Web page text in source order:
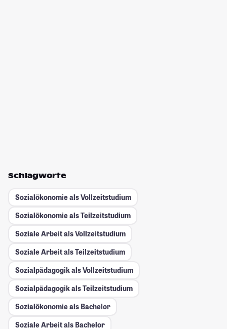
Schlagworte
Sozialökonomie als Vollzeitstudium
Sozialökonomie als Teilzeitstudium
Soziale Arbeit als Vollzeitstudium
Soziale Arbeit als Teilzeitstudium
Sozialpädagogik als Vollzeitstudium
Sozialpädagogik als Teilzeitstudium
Sozialökonomie als Bachelor
Soziale Arbeit als Bachelor